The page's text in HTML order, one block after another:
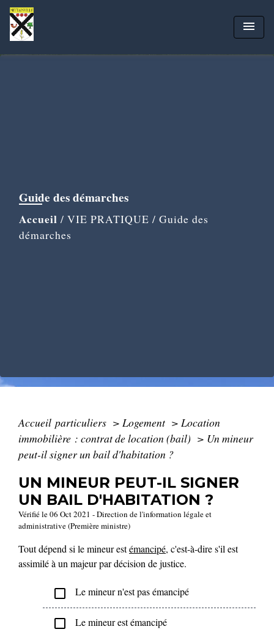
menu
Guide des démarches
Accueil / VIE PRATIQUE / Guide des
démarches
Accueil particuliers > Logement > Location
immobilière : contrat de location (bail) > Un mineur
peut-il signer un bail d'habitation ?
UN MINEUR PEUT-IL SIGNER
UN BAIL D'HABITATION ?
Vérifié le 06 Oct 2021 - Direction de l'information légale et
administrative (Première ministre)
Tout dépend si le mineur estémancipé, c'est-à-dire s'il est
assimilé à un majeur par décision de justice.
check_box_outline_blank Le mineur n'est pas émancipé
check_box_outline_blank Le mineur est émancipé